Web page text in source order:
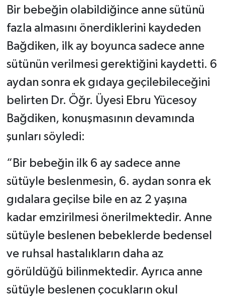
Bir bebeğin olabildiğince anne sütünü
fazla almasını önerdiklerini kaydeden
Bağdiken, ilk ay boyunca sadece anne
sütünün verilmesi gerektiğini kaydetti. 6
aydan sonra ek gıdaya geçilebileceğini
belirten Dr. Öğr. Üyesi Ebru Yücesoy
Bağdiken, konuşmasının devamında
şunları söyledi:
“Bir bebeğin ilk 6 ay sadece anne
sütüyle beslenmesin, 6. aydan sonra ek
gıdalara geçilse bile en az 2 yaşına
kadar emzirilmesi önerilmektedir. Anne
sütüyle beslenen bebeklerde bedensel
ve ruhsal hastalıkların daha az
görüldüğü bilinmektedir. Ayrıca anne
sütüyle beslenen çocukların okul